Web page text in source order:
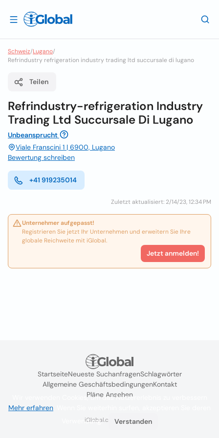
Schweiz/Lugano/
Refrindustry refrigeration industry trading ltd succursale di lugano
Teilen
Refrindustry-refrigeration Industry
Trading Ltd Succursale Di Lugano
Unbeansprucht
Viale Franscini 1 | 6900, Lugano
Bewertung schreiben
+41 919235014
Zuletzt aktualisiert: 2/14/23, 12:34 PM
Unternehmer aufgepasst!
Registrieren Sie jetzt Ihr Unternehmen und erweitern Sie Ihre
globale Reichweite mit iGlobal.
Jetzt anmelden!
StartseiteNeueste SuchanfragenSchlagwörter
Allgemeine GeschäftsbedingungenKontakt
Pläne Ansehen
iGlobal.co @ 2024
Wir verwenden Cookies, um das Nutzererlebnis zu verbessern
Mehr erfahren
Verwendung.
Verstanden